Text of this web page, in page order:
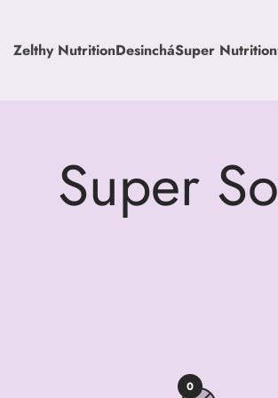
Zelthy NutritionDesincháSuper Nutrition
0